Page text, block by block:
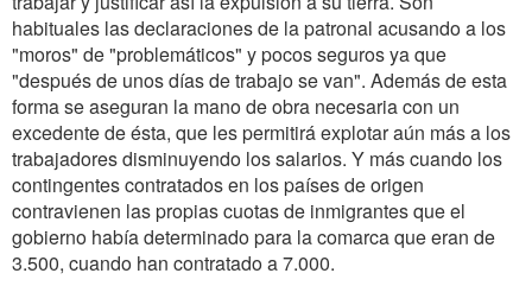
habituales las declaraciones de la patronal acusando a los
"moros" de "problemáticos" y pocos seguros ya que
"después de unos días de trabajo se van". Además de esta
forma se aseguran la mano de obra necesaria con un
excedente de ésta, que les permitirá explotar aún más a los
trabajadores disminuyendo los salarios. Y más cuando los
contingentes contratados en los países de origen
contravienen las propias cuotas de inmigrantes que el
gobierno había determinado para la comarca que eran de
3.500, cuando han contratado a 7.000.